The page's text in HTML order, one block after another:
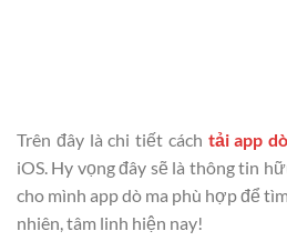
Trên đây là chi tiết cách tải app
iOS. Hy vọng đây sẽ là thông tin
cho mình app dò ma phù hợp để
nhiên, tâm linh hiện nay!